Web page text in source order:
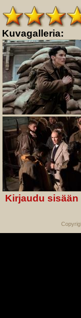
Kuvagalleria:
Kirjaudu sisään